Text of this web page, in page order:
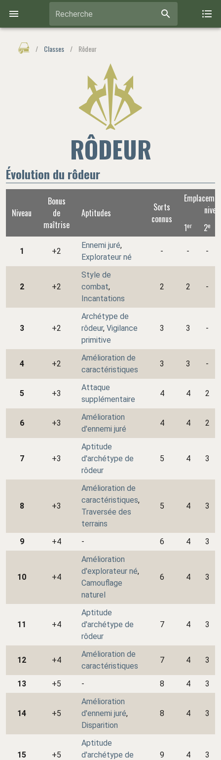
Recherche
/ Classes / Rôdeur
RÔDEUR
Évolution du rôdeur
Niveau
Bonus
de
maîtrise
Aptitudes
Sorts
connus
1er 2e
1 +2
Ennemi juré,
Explorateur né
- - -
2 +2
Style de
combat,
Incantations
2 2 -
3 +2
Archétype de
rôdeur, Vigilance
primitive
3 3 -
4 +2
Amélioration de
caractéristiques
3 3 -
5 +3
Attaque
supplémentaire
4 4 2
6 +3
Amélioration
d'ennemi juré
4 4 2
7 +3
Aptitude
d'archétype de
rôdeur
5 4 3
8 +3
Amélioration de
caractéristiques,
Traversée des
terrains
5 4 3
9 +4 - 6 4 3
10 +4
Amélioration
d'explorateur né,
Camouflage
naturel
6 4 3
11 +4
Aptitude
d'archétype de
rôdeur
7 4 3
12 +4
Amélioration de
caractéristiques
7 4 3
13 +5 - 8 4 3
14 +5
Amélioration
d'ennemi juré,
Disparition
8 4 3
15 +5
Aptitude
d'archétype de
9 4 3